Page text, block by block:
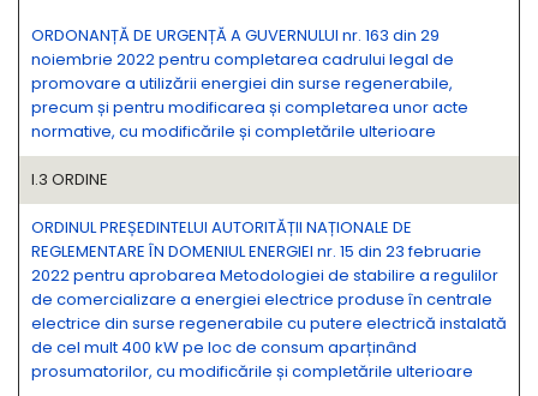
ORDONANȚĂ DE URGENȚĂ A GUVERNULUI nr. 163 din 29
noiembrie 2022 pentru completarea cadrului legal de
promovare a utilizării energiei din surse regenerabile,
precum și pentru modificarea și completarea unor acte
normative, cu modificările și completările ulterioare
I.3 ORDINE
ORDINUL PREȘEDINTELUI AUTORITĂȚII NAȚIONALE DE
REGLEMENTARE ÎN DOMENIUL ENERGIEI nr. 15 din 23 februarie
2022 pentru aprobarea Metodologiei de stabilire a regulilor
de comercializare a energiei electrice produse în centrale
electrice din surse regenerabile cu putere electrică instalată
de cel mult 400 kW pe loc de consum aparținând
prosumatorilor, cu modificările și completările ulterioare